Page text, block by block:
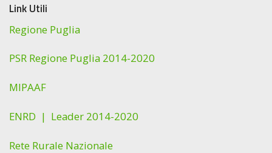
Link Utili
Regione Puglia
PSR Regione Puglia 2014-2020
MIPAAF
ENRD | Leader 2014-2020
Rete Rurale Nazionale